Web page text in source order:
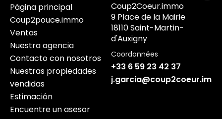
Página principal
Coup2pouce.immo
Ventas
Nuestra agencia
Contacto con nosotros
Nuestras propiedades
vendidas
Estimación
Encuentre un asesor
Coup2Coeur.immo
9 Place de la Mairie
18110 Saint-Martin-
d'Auxigny
Coordonnées
+33 6 59 23 42 37